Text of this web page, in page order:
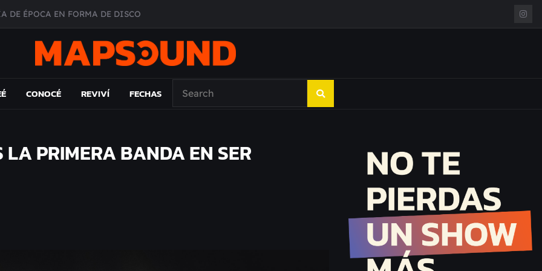
DE ÉPOCA EN FORMA DE DISCO
EL ENSAYO
CONOCÉ REVIVÍ FECHAS
LA PRIMERA BANDA EN SER